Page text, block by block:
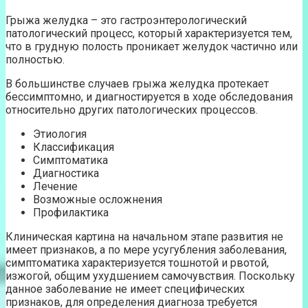
Грыжа желудка – это гастроэнтерологический
патологический процесс, который характеризуется тем,
что в грудную полость проникает желудок частично или
полностью.
В большинстве случаев грыжа желудка протекает
бессимптомно, и диагностируется в ходе обследования
относительно других патологических процессов.
Этиология
Классификация
Симптоматика
Диагностика
Лечение
Возможные осложнения
Профилактика
Клиническая картина на начальном этапе развития не
имеет признаков, а по мере усугубления заболевания,
симптоматика характеризуется тошнотой и рвотой,
изжогой, общим ухудшением самочувствия. Поскольку
данное заболевание не имеет специфических
признаков, для определения диагноза требуется